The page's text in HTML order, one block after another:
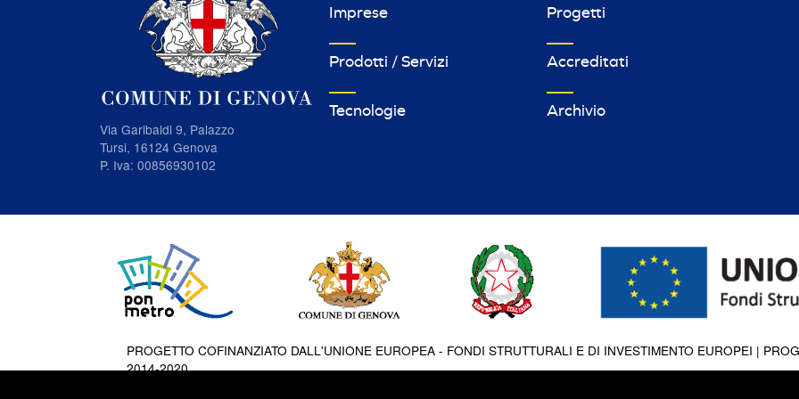
Via Garibaldi 9, Palazzo
Tursi, 16124 Genova
P. Iva: 00856930102
Imprese
Prodotti / Servizi
Tecnologie
Progetti
Accreditati
Archivio
PROGETTO COFINANZIATO DALL'UNIONE EUROPEA - FONDI STRUTTURALI E DI INVESTIMENTO EUROPEI |
2014-2020